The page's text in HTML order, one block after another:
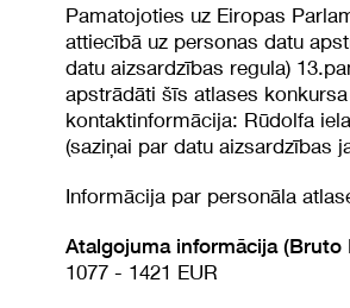
Pamatojoties uz Eiropas
attiecībā uz personas datu
datu aizsardzības regula)
apstrādāti šīs atlases
kontaktinformācija: Rūdolfa
(saziņai par datu aizsardzības
Informācija par personāla
Atalgojuma informācija (Bruto
1077 - 1421 EUR